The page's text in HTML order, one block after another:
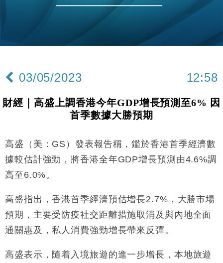
13:12
國際｜特朗普赴洛杉磯高球場活動前 男子攜槍彈被捕
財經｜香港7月PMI回落至51 企業擴張放慢兼縮減人
10:57
財經｜美商務部擬擴大金屬關稅範圍 14類產品或加徵
18:15
本地｜新世界K11 9月升級會員制度 增鉑金卡級別鎖
定高消費客群
日圓干預創新高
11:12
國際｜特朗普料美伊戰事快結束 承認部分彈藥庫存緊
11:30
市場落地
14:50
地產｜大酒店中期轉賺2300萬元 斥21億翻新香港及
13:12
國際｜特朗普赴洛杉磯高球場活動前 男子攜槍彈被捕
03/05/2023 12:58
財經｜高盛上調香港今年GDP增長預測至6% 因
首季數據大勝預期
高盛（美：GS）發表報告稱，鑑於香港首季經濟數
據較估計強勁，將香港全年GDP增長預測由4.6%調
高至6.0%。
高盛指出，香港首季經濟預估增長2.7%，大勝市場
預期，主要受防疫社交距離措施取消及與內地全面
通關惠及，私人消費強勁增長帶來反彈。
高盛表示，隨着入境旅遊的進一步增長，本地旅遊